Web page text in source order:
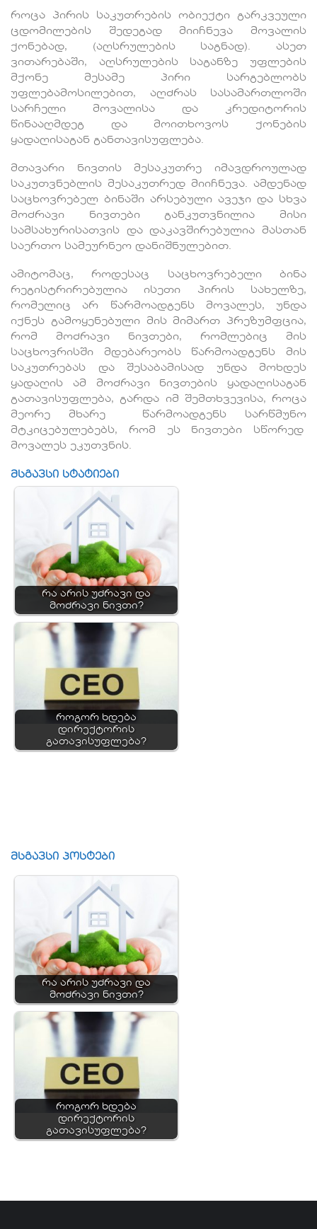
როცა პირის საკუთრების ობიექტი გარკვეული
ცდომილების შედეგად მიიჩნევა მოვალის
ქონებად, (აღსრულების საგნად). ასეთ
ვითარებაში, აღსრულების საგანზე უფლების
მქონე მესამე პირი სარგებლობს
უფლებამოსილებით, აღძრას სასამართლოში
სარჩელი მოვალისა და კრედიტორის
წინააღმდეგ და მოითხოვოს ქონების
ყადაღისაგან განთავისუფლება.
მთავარი ნივთის მესაკუთრე იმავდროულად
საკუთვნებლის მესაკუთრედ მიიჩნევა. ამდენად
საცხოვრებელ ბინაში არსებული ავეჯი და სხვა
მოძრავი ნივთები განკუთვნილია მისი
სამსახურისათვის და დაკავშირებულია მასთან
საერთო სამეურნეო დანიშნულებით.
ამიტომაც, როდესაც საცხოვრებელი ბინა
რეგისტრირებულია ისეთი პირის სახელზე,
რომელიც არ წარმოადგენს მოვალეს, უნდა
იქნეს გამოყენებული მის მიმართ პრეზუმფცია,
რომ მოძრავი ნივთები, რომლებიც მის
საცხოვრისში მდებარეობს წარმოადგენს მის
საკუთრებას და შესაბამისად უნდა მოხდეს
ყადაღის ამ მოძრავი ნივთების ყადაღისაგან
გათავისუფლება, გარდა იმ შემთხვევისა, როცა
მეორე მხარე წარმოადგენს სარწმუნო
მტკიცებულებებს, რომ ეს ნივთები სწორედ
მოვალეს ეკუთვნის.
მსგავსი სტატიები
რა არის უძრავი და
მოძრავი ნივთი?
როგორ ხდება
დირექტორის
გათავისუფლება?
მსგავსი პოსტები
რა არის უძრავი და
მოძრავი ნივთი?
როგორ ხდება
დირექტორის
გათავისუფლება?